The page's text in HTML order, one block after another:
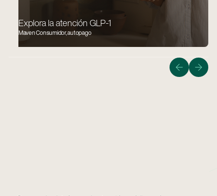
Explora la atención GLP-1
Maven Consumidor, autopago
Guiar a los miembros sobre el camino más rápido,